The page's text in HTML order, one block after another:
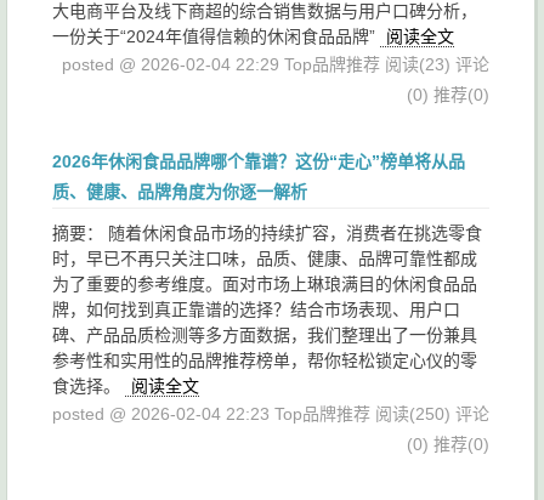
大电商平台及线下商超的综合销售数据与用户口碑分析，
一份关于“2024年值得信赖的休闲食品品牌”
阅读全文
posted @ 2026-02-04 22:29 Top品牌推荐 阅读(23) 评论
(0) 推荐(0)
2026年休闲食品品牌哪个靠谱？这份“走心”榜单将从品
质、健康、品牌角度为你逐一解析
摘要： 随着休闲食品市场的持续扩容，消费者在挑选零食
时，早已不再只关注口味，品质、健康、品牌可靠性都成
为了重要的参考维度。面对市场上琳琅满目的休闲食品品
牌，如何找到真正靠谱的选择？结合市场表现、用户口
碑、产品品质检测等多方面数据，我们整理出了一份兼具
参考性和实用性的品牌推荐榜单，帮你轻松锁定心仪的零
食选择。
阅读全文
posted @ 2026-02-04 22:23 Top品牌推荐 阅读(250) 评论
(0) 推荐(0)